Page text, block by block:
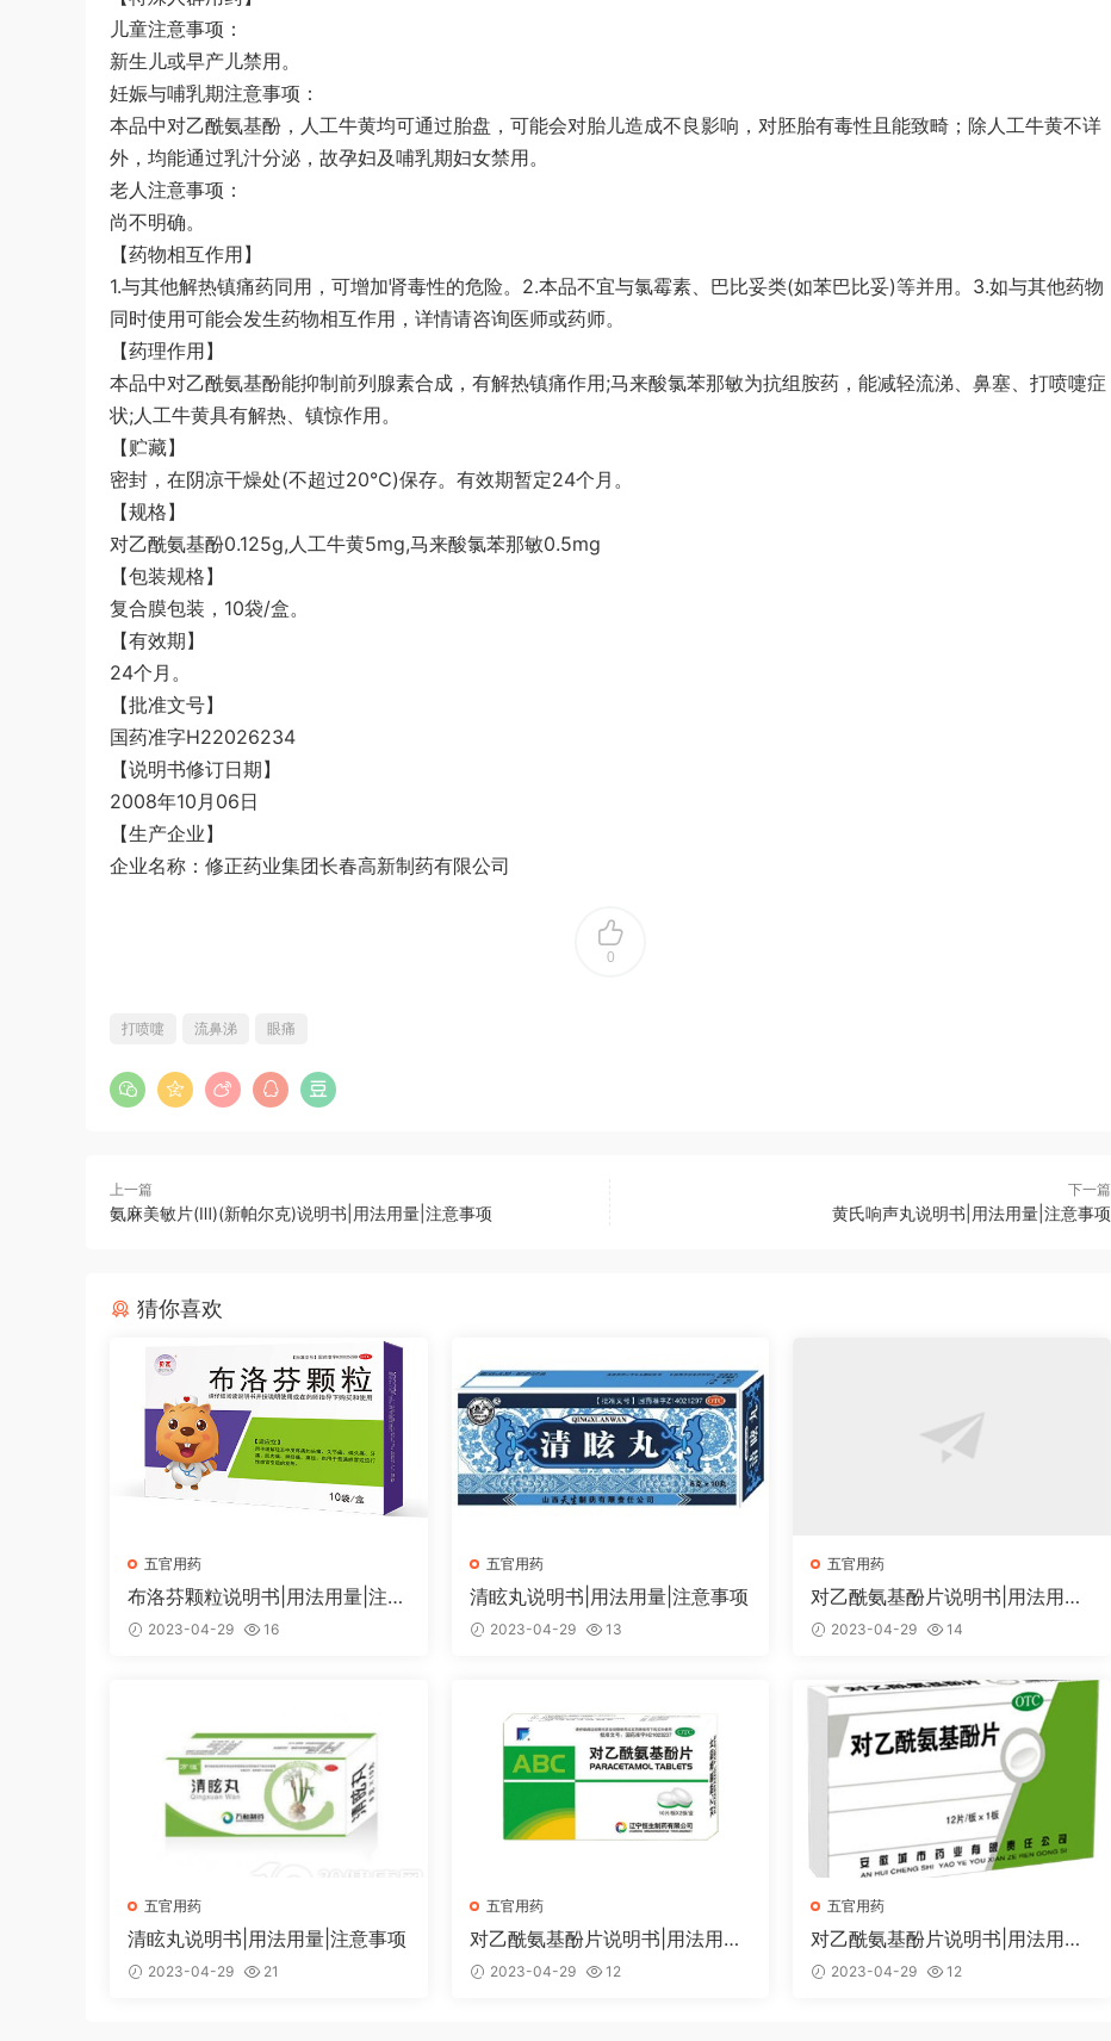
儿童注意事项：
新生儿或早产儿禁用。
妊娠与哺乳期注意事项：
本品中对乙酰氨基酚，人工牛黄均可通过胎盘，可能会对胎儿造成不良影响，对胚胎有毒性且能致畸；除人工牛黄不详
外，均能通过乳汁分泌，故孕妇及哺乳期妇女禁用。
老人注意事项：
尚不明确。
【药物相互作用】
1.与其他解热镇痛药同用，可增加肾毒性的危险。2.本品不宜与氯霉素、巴比妥类(如苯巴比妥)等并用。3.如与其他药物
同时使用可能会发生药物相互作用，详情请咨询医师或药师。
【药理作用】
本品中对乙酰氨基酚能抑制前列腺素合成，有解热镇痛作用;马来酸氯苯那敏为抗组胺药，能减轻流涕、鼻塞、打喷嚏症
状;人工牛黄具有解热、镇惊作用。
【贮藏】
密封，在阴凉干燥处(不超过20℃)保存。有效期暂定24个月。
【规格】
对乙酰氨基酚0.125g,人工牛黄5mg,马来酸氯苯那敏0.5mg
【包装规格】
复合膜包装，10袋/盒。
【有效期】
24个月。
【批准文号】
国药准字H22026234
【说明书修订日期】
2008年10月06日
【生产企业】
企业名称：修正药业集团长春高新制药有限公司
0
打喷嚏 流鼻涕 眼痛
上一篇
氨麻美敏片(Ⅲ)(新帕尔克)说明书|用法用量|注意事项
下一篇
黄氏响声丸说明书|用法用量|注意事项
猜你喜欢
五官用药
布洛芬颗粒说明书|用法用量|注意
事项2023-04-29 16
五官用药
清眩丸说明书|用法用量|注意事项
2023-04-29 13
五官用药
对乙酰氨基酚片说明书|用法用量|
注意事项
2023-04-29 14
五官用药
清眩丸说明书|用法用量|注意事项
2023-04-29 21
五官用药
对乙酰氨基酚片说明书|用法用量|
注意事项
2023-04-29 12
五官用药
对乙酰氨基酚片说明书|用法用量|
注意事项
2023-04-29 12